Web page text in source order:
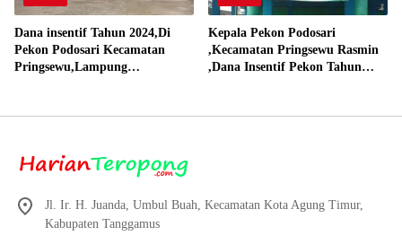
Dana insentif Tahun 2024,Di
Pekon Podosari Kecamatan
Pringsewu,Lampung
Kepala Pekon Podosari
,Kecamatan Pringsewu Rasmin
,Dana Insentif Pekon Tahun
Jl. Ir. H. Juanda, Umbul Buah, Kecamatan Kota Agung Timur,
Kabupaten Tanggamus